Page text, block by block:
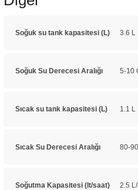
Soğuk su tank kapasitesi (L) 3.6 L
Soğuk Su Derecesi Aralığı 5-10
Sıcak su tank kapasitesi (L) 1.1 L
Sıcak Su Derecesi Aralığı 80-90
Soğutma Kapasitesi (lt/saat) 2.5